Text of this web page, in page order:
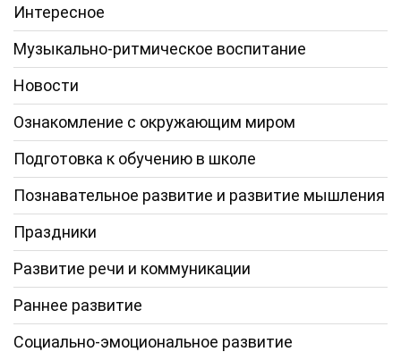
Интересное
Музыкально-ритмическое воспитание
Новости
Ознакомление с окружающим миром
Подготовка к обучению в школе
Познавательное развитие и развитие мышления
Праздники
Развитие речи и коммуникации
Раннее развитие
Социально-эмоциональное развитие